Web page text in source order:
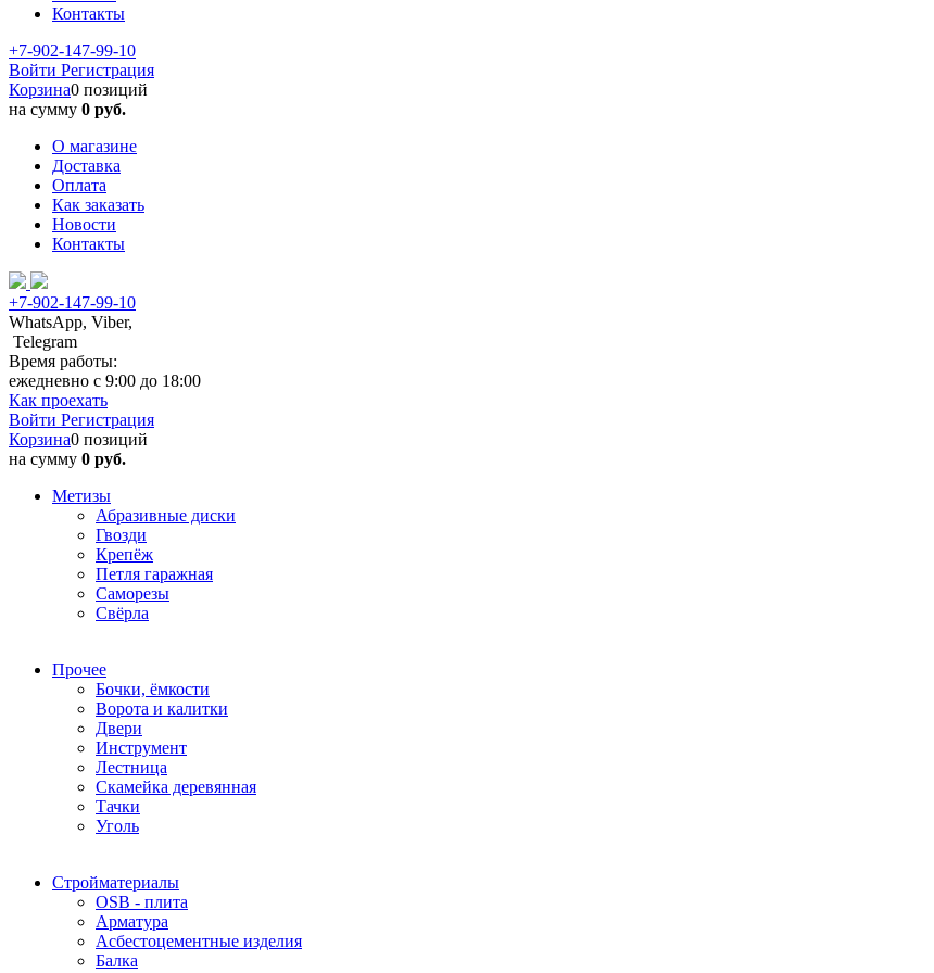
Контакты
+7-902-147-99-10
Войти Регистрация
Корзина0 позиций
на сумму 0 руб.
О магазине
Доставка
Оплата
Как заказать
Новости
Контакты
+7-902-147-99-10
WhatsApp, Viber,
Telegram
Время работы:
ежедневно с 9:00 до 18:00
Как проехать
Войти Регистрация
Корзина0 позиций
на сумму 0 руб.
Метизы
Абразивные диски
Гвозди
Крепёж
Петля гаражная
Саморезы
Свёрла
Прочее
Бочки, ёмкости
Ворота и калитки
Двери
Инструмент
Лестница
Скамейка деревянная
Тачки
Уголь
Стройматериалы
OSB - плита
Арматура
Асбестоцементные изделия
Балка